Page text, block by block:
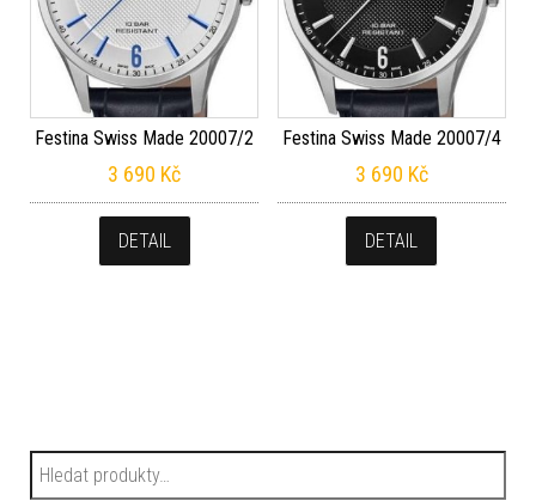
Festina Swiss Made 20007/2
3 690 Kč
DETAIL
Festina Swiss Made 20007/4
3 690 Kč
DETAIL
Hledat: